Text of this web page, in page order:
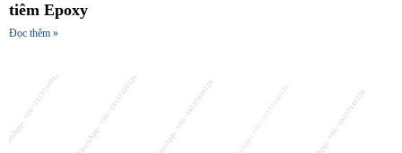
tiêm Epoxy
Đọc thêm »